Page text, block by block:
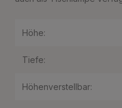
Höhe:
Tiefe:
Höhenverstellbar: